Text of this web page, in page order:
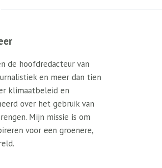
de hoofdredacteur van
en meer dan tien
klimaatbeleid en
over het gebruik van
Mijn missie is om
voor een groenere,